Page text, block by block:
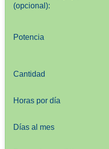
(opcional):
Potencia
Cantidad
Horas por día
Días al mes